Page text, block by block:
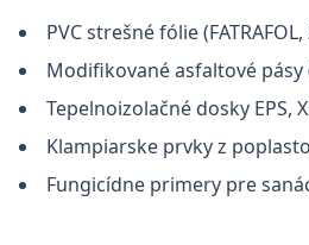
PVC strešné fólie (FATRAFOL,
Modifikované asfaltové pásy
Tepelnoizolačné dosky EPS,
Klampiarske prvky z
Fungicídne primery pre